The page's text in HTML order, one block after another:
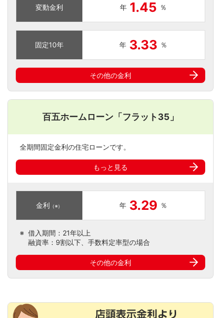
百五ホームローン 「フラット35」
全期間固定金利の住宅ローンです。
もっと見る
変動金利 年 1.45 ％
固定10年 年 3.33 ％
その他の金利
金利 （※） 年 3.29 ％
※ 借入期間：21年以上
融資率：9割以下、手数料定率型の場合
その他の金利